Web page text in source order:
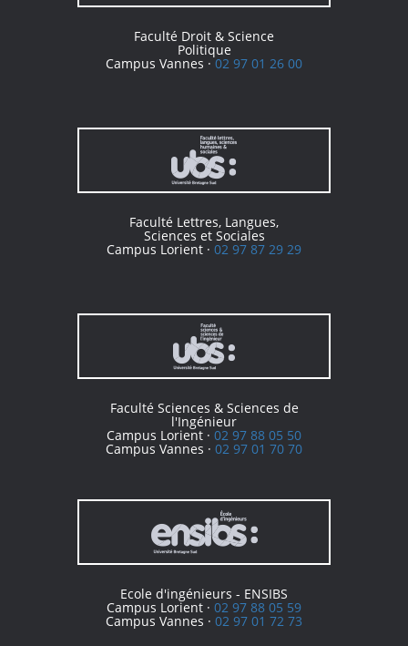
Faculté Droit & Science
Politique
Campus Vannes ·02 97 01 26 00
Faculté Lettres, Langues,
Sciences et Sociales
Campus Lorient · 02 97 87 29 29
Faculté Sciences & Sciences de
l'Ingénieur
Campus Lorient · 02 97 88 05 50
Campus Vannes · 02 97 01 70 70
Ecole d'ingénieurs - ENSIBS
Campus Lorient · 02 97 88 05 59
Campus Vannes · 02 97 01 72 73